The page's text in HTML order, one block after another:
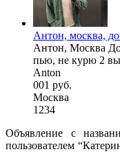
Антон, москва,
Антон, Москва
пью, не курю 2
Anton
001 руб.
Москва
1234
Объявление с
пользователем